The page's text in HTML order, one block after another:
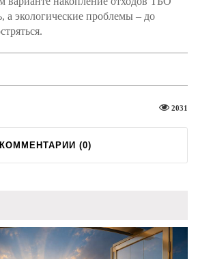
а экологические проблемы – до
2031
КОММЕНТАРИИ (0)